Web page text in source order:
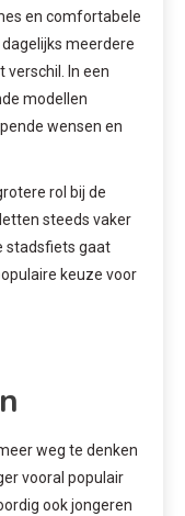
en comfortabele
meerdere
In een
modellen
wensen en
rol bij de
steeds vaker
stadsfiets gaat
keuze voor
weg te denken
vooral populair
ook jongeren